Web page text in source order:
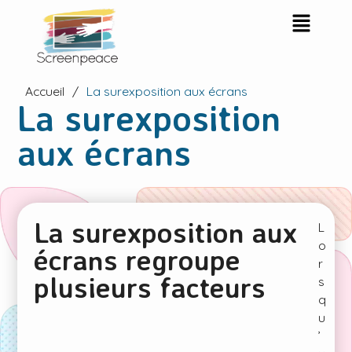
Accueil / La surexposition aux écrans
La surexposition
aux écrans
La surexposition aux
écrans regroupe
plusieurs facteurs
L
o
r
s
q
u
’